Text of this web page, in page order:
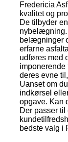
Fredericia
kvalitet og
De tilbyder
nybelægning.
belægninger
erfarne
udføres med
imponerende
deres evne
Uanset om
indkørsel
opgave. Kan
Der passer
bedste valg i